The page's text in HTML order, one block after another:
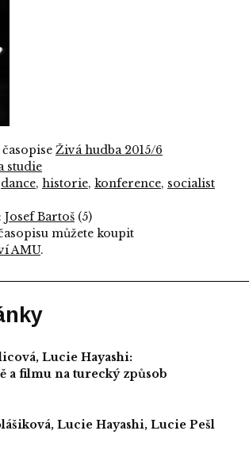
Živá hudba 2015/6
studie
dance, historie, konference, socialist
Josef Bartoš (5)
můžete koupit
AMU.
Lucie Hayashi:
a filmu na turecký způsob
Lucie Hayashi, Lucie Pešl